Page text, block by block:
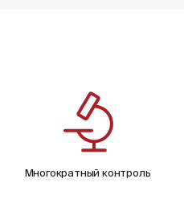
Многократный контроль